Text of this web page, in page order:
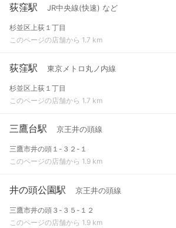
荻窪駅 JR中央線(快速) など
杉並区上荻１丁目
このページの店舗から 1.7 km
荻窪駅 東京メトロ丸ノ内線
杉並区上荻１丁目
このページの店舗から 1.7 km
三鷹台駅 京王井の頭線
三鷹市井の頭１-３２-１
このページの店舗から 1.9 km
井の頭公園駅 京王井の頭線
三鷹市井の頭３-３５-１２
このページの店舗から 1.9 km